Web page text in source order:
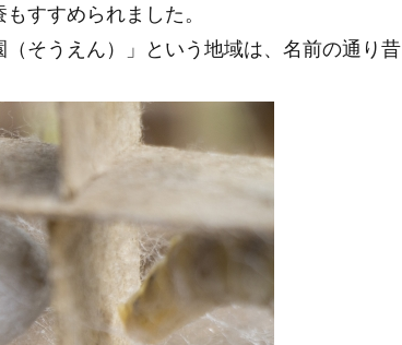
すすめられました。
そうえん）」という地域は、名前の通り昔